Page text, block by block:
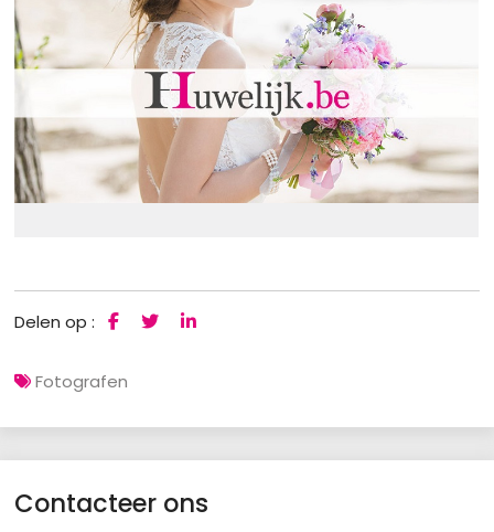
Delen op :
Fotografen
Contacteer ons